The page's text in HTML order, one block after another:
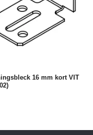
16 mm kort VIT